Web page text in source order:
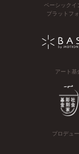
ベーシックイ
プラットフ
アート基
プロデュ